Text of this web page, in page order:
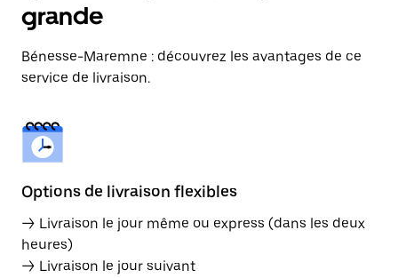
grande
Bénesse-Maremne : découvrez les avantages de ce
service de livraison.
Options de livraison flexibles
→ Livraison le jour même ou express (dans les deux
heures)
→ Livraison le jour suivant